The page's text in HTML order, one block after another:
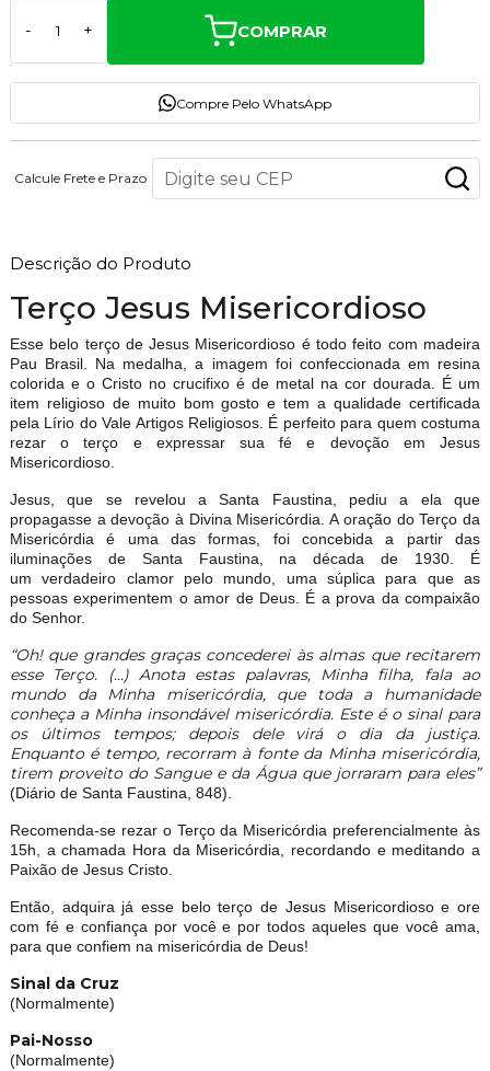
- + COMPRAR
Compre Pelo WhatsApp
Calcule Frete e Prazo
Descrição do Produto
Terço Jesus Misericordioso
Esse belo terço de Jesus Misericordioso é todo feito com madeira
Pau Brasil. Na medalha, a imagem foi confeccionada em resina
colorida e o Cristo no crucifixo é de metal na cor dourada. É um
item religioso de muito bom gosto e tem a qualidade certificada
pela Lírio do Vale Artigos Religiosos. É perfeito para quem costuma
rezar o terço e expressar sua fé e devoção em Jesus
Misericordioso.
Jesus, que se revelou a Santa Faustina, pediu a ela que
propagasse a devoção à Divina Misericórdia. A oração do Terço da
Misericórdia é uma das formas, foi concebida a partir das
iluminações de Santa Faustina, na década de 1930. É
um verdadeiro clamor pelo mundo, uma súplica para que as
pessoas experimentem o amor de Deus. É a prova da compaixão
do Senhor.
“Oh! que grandes graças concederei às almas que recitarem
esse Terço. (...) Anota estas palavras, Minha filha, fala ao
mundo da Minha misericórdia, que toda a humanidade
conheça a Minha insondável misericórdia. Este é o sinal para
os últimos tempos; depois dele virá o dia da justiça.
Enquanto é tempo, recorram à fonte da Minha misericórdia,
tirem proveito do Sangue e da Água que jorraram para eles”
(Diário de Santa Faustina, 848).
Recomenda-se rezar o Terço da Misericórdia preferencialmente às
15h, a chamada Hora da Misericórdia, recordando e meditando a
Paixão de Jesus Cristo.
Então, adquira já esse belo terço de Jesus Misericordioso e ore
com fé e confiança por você e por todos aqueles que você ama,
para que confiem na misericórdia de Deus!
Sinal da Cruz
(Normalmente)
Pai-Nosso
(Normalmente)